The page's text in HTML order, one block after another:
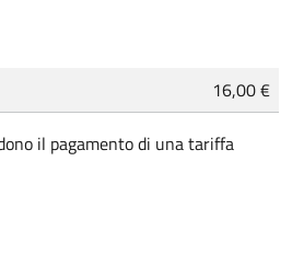
16,00 €
il pagamento di una tariffa